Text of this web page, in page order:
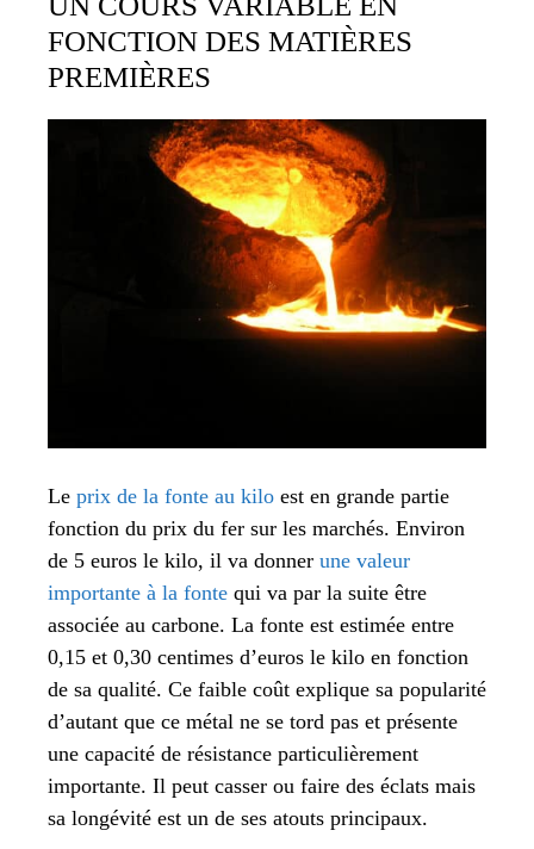
FONCTION DES MATIÈRES
PREMIÈRES
Le prix de la fonte au kilo est en grande partie
fonction du prix du fer sur les marchés. Environ
de 5 euros le kilo, il va donner une valeur
importante à la fonte qui va par la suite être
associée au carbone. La fonte est estimée entre
0,15 et 0,30 centimes d’euros le kilo en fonction
de sa qualité. Ce faible coût explique sa popularité
d’autant que ce métal ne se tord pas et présente
une capacité de résistance particulièrement
importante. Il peut casser ou faire des éclats mais
sa longévité est un de ses atouts principaux.